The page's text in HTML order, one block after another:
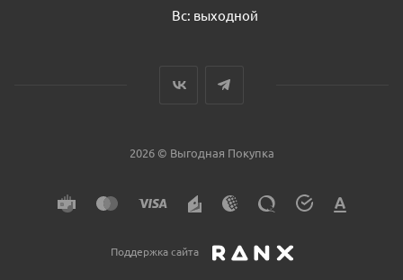
Вс: выходной
2026 © Выгодная Покупка
Поддержка сайта